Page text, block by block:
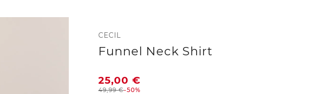
CECIL
Funnel Neck Shirt
25,00€
49,99€-50%